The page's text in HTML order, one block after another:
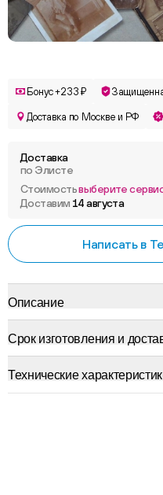
Бонус +233 ₽
Доставка по Москве и РФ
Доставка
по Элисте
Стоимостьвыберите
Доставим 14 августа
Написать в
Описание
Срок изготовления и
Технические